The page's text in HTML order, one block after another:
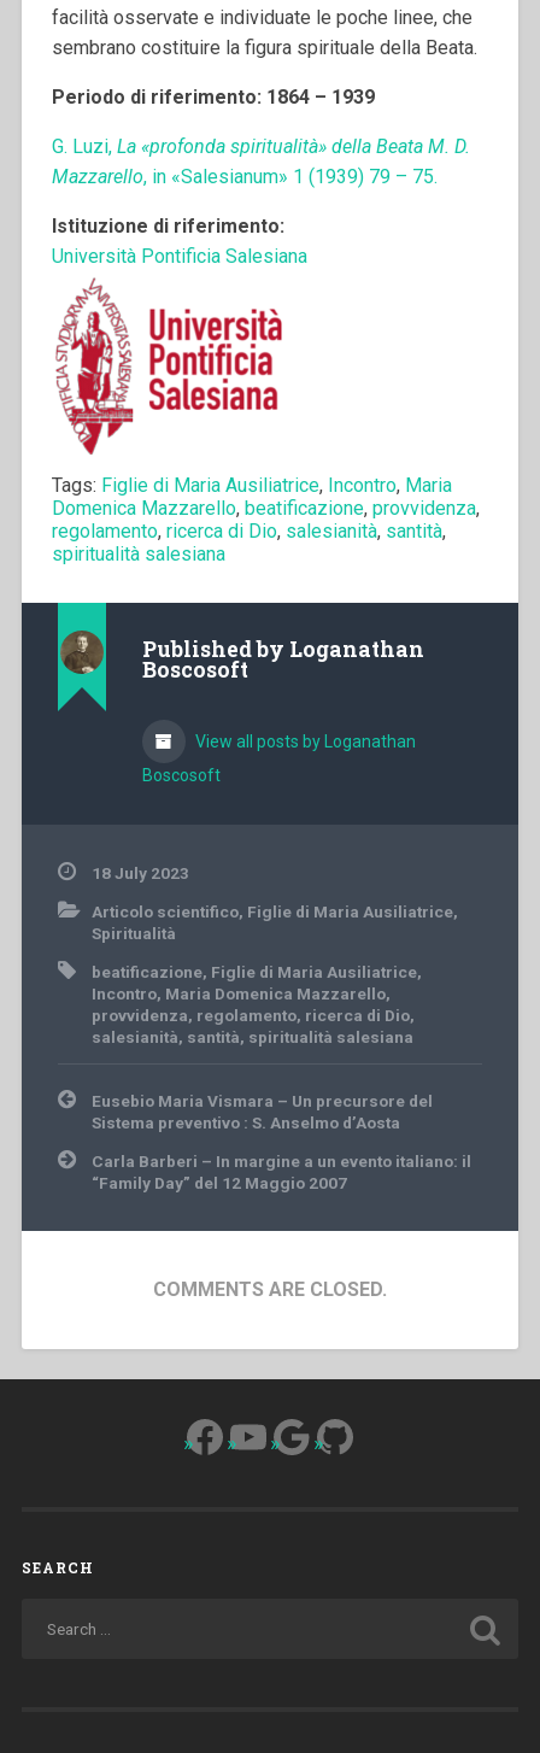
facilità osservate e individuate le poche linee, che
sembrano costituire la figura spirituale della Beata.
Periodo di riferimento: 1864 – 1939
G. Luzi, La «profonda spiritualità» della Beata M. D.
Mazzarello, in «Salesianum» 1 (1939) 79 – 75.
Istituzione di riferimento:
Università Pontificia Salesiana
Tags: Figlie di Maria Ausiliatrice, Incontro, Maria
Domenica Mazzarello, beatificazione, provvidenza,
regolamento, ricerca di Dio, salesianità, santità,
spiritualità salesiana
Published by Loganathan
Boscosoft
View all posts by Loganathan
Boscosoft
18 July 2023
Articolo scientifico, Figlie di Maria Ausiliatrice,
Spiritualità
beatificazione, Figlie di Maria Ausiliatrice,
Incontro, Maria Domenica Mazzarello,
provvidenza, regolamento, ricerca di Dio,
salesianità, santità, spiritualità salesiana
Post
navigation
Eusebio Maria Vismara – Un precursore del
Sistema preventivo : S. Anselmo d’Aosta
Carla Barberi – In margine a un evento italiano: il
“Family Day” del 12 Maggio 2007
COMMENTS ARE CLOSED.
Facebook
YouTube
Google
GitHub
SEARCH